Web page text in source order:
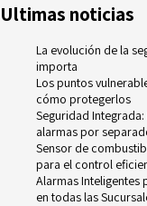
Ultimas noticias
La evolución de la
importa
Los puntos
cómo protegerlos
Seguridad
alarmas por
Sensor de
para el control
Alarmas Inteligentes
en todas las